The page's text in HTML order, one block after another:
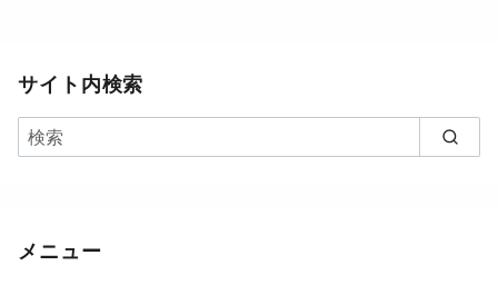
サイト内検索
メニュー